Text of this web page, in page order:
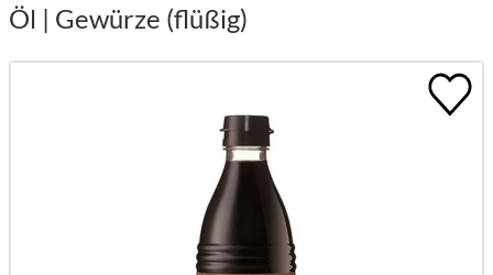
Öl | Gewürze (flüßig)